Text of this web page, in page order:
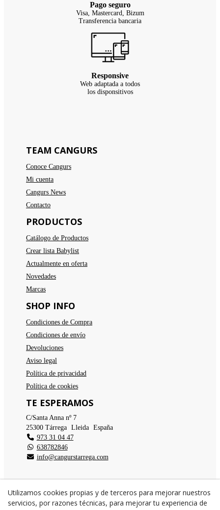
Pago seguro
Visa, Mastercard, Bizum
Transferencia bancaria
Responsive
Web adaptada a todos
los disponsitivos
TEAM CANGURS
Conoce Cangurs
Mi cuenta
Cangurs News
Contacto
PRODUCTOS
Catálogo de Productos
Crear lista Babylist
Actualmente en oferta
Novedades
Marcas
SHOP INFO
Condiciones de Compra
Condiciones de envío
Devoluciones
Aviso legal
Política de privacidad
Política de cookies
TE ESPERAMOS
C/Santa Anna nº 7
25300 Tárrega Lleida España
973 31 04 47
638782846
info@cangurstarrega.com
Utilizamos cookies propias y de terceros para mejorar nuestros
servicios, por razones técnicas, para mejorar tu experiencia de